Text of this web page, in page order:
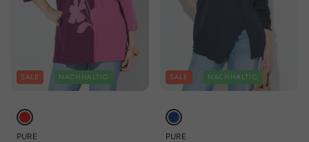
SALE NACHHALTIG
PURE
SALE NACHHALTIG
PURE